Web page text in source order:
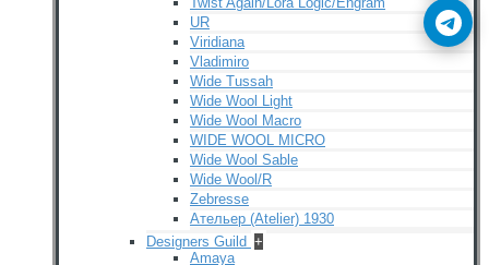
UR
Viridiana
Vladimiro
Wide Tussah
Wide Wool Light
Wide Wool Macro
WIDE WOOL MICRO
Wide Wool Sable
Wide Wool/R
Zebresse
Ательер (Atelier) 1930
Designers Guild +
Amaya